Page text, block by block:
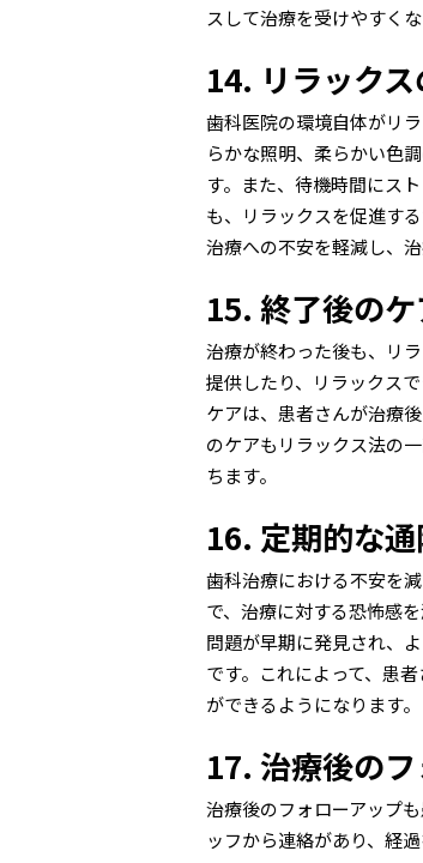
スして治療を受けやすくな
14. リラック
歯科医院の環境自体がリ
らかな照明、柔らかい色
す。また、待機時間にス
も、リラックスを促進す
治療への不安を軽減し、
15. 終了後の
治療が終わった後も、リ
提供したり、リラックス
ケアは、患者さんが治療
のケアもリラックス法の
ちます。
16. 定期的な
歯科治療における不安を
で、治療に対する恐怖感
問題が早期に発見され、
です。これによって、患
ができるようになります。
17. 治療後の
治療後のフォローアップ
ッフから連絡があり、経